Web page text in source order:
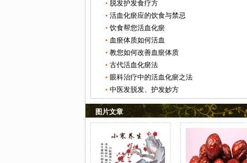
脱发护发食疗方
活血化瘀应的饮食与禁忌
饮食帮您活血化瘀
血瘀体质如何活血
教您如何改善血瘀体质
古代活血化瘀法
眼科治疗中的活血化瘀之法
中医发脱发、护发妙方
图片文章